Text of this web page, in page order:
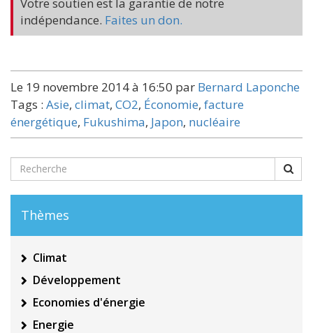
indépendance. Faites un don.
Le 19 novembre 2014 à 16:50 par Bernard Laponche
Tags : Asie, climat, CO2, Économie, facture
énergétique, Fukushima, Japon, nucléaire
Thèmes
Climat
Développement
Economies d'énergie
Energie